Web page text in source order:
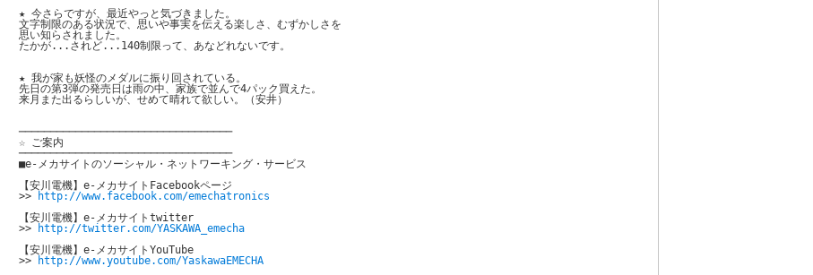
★ 今さらですが、最近やっと気づきました。
文字制限のある状況で、思いや事実を伝える楽しさ、むずかしさを
思い知らされました。
たかが...されど...140制限って、あなどれないです。
★ 我が家も妖怪のメダルに振り回されている。
先日の第3弾の発売日は雨の中、家族で並んで4パック買えた。
来月また出るらしいが、せめて晴れて欲しい。（安井）
──────────────────────────────────
☆ ご案内
──────────────────────────────────
■e-メカサイトのソーシャル・ネットワーキング・サービス
【安川電機】e-メカサイトFacebookページ
>>
http://www.facebook.com/emechatronics
【安川電機】e-メカサイトtwitter
>>
http://twitter.com/YASKAWA_emecha
【安川電機】e-メカサイトYouTube
>>
http://www.youtube.com/YaskawaEMECHA